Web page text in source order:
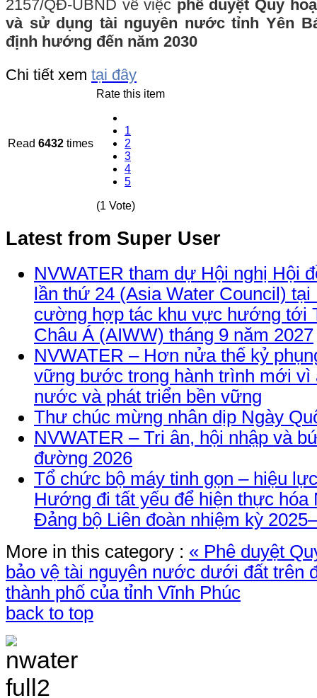
2157/QĐ-UBND về việc phê duyệt Quy
và sử dụng tài nguyên nước tỉnh Yên
định hướng đến năm 2030
Chi tiết xem tại đây
Read 6432 times
Rate this item
1
2
3
4
5
(1 Vote)
Latest from Super User
NVWATER tham dự Hội nghị Hội
lần thứ 24 (Asia Water Council)
cường hợp tác khu vực hướng tới
Châu Á (AIWW) tháng 9 năm 2027
NVWATER – Hơn nửa thế kỷ
vững bước trong hành trình mới vì
nước và phát triển bền vững
Thư chúc mừng nhân dịp Ngày
NVWATER – Tri ân, hội nhập và
đường 2026
Tổ chức bộ máy tinh gọn – hiệu
Hướng đi tất yếu để hiện thực hóa
Đảng bộ Liên đoàn nhiệm kỳ
More in this category : « Phê duyệt
bảo vệ tài nguyên nước dưới đất trên
thành phố của tỉnh Vĩnh Phúc
back to top